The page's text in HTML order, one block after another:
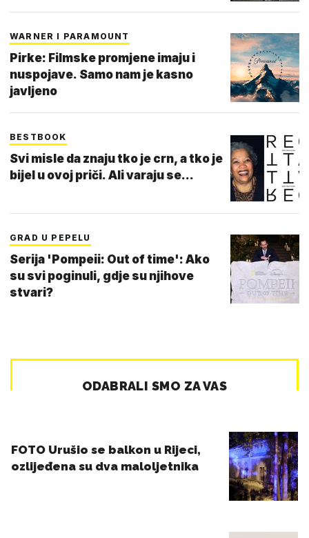
WARNER I PARAMOUNT
Pirke: Filmske promjene imaju i
nuspojave. Samo nam je kasno
javljeno
BESTBOOK
Svi misle da znaju tko je crn, a tko je
bijel u ovoj priči. Ali varaju se...
GRAD U PEPELU
Serija 'Pompeii: Out of time': Ako
su svi poginuli, gdje su njihove
stvari?